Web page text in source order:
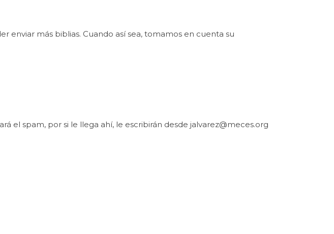
enviar más biblias. Cuando así sea, tomamos en cuenta su
el spam, por si le llega ahí, le escribirán desde jalvarez@meces.org